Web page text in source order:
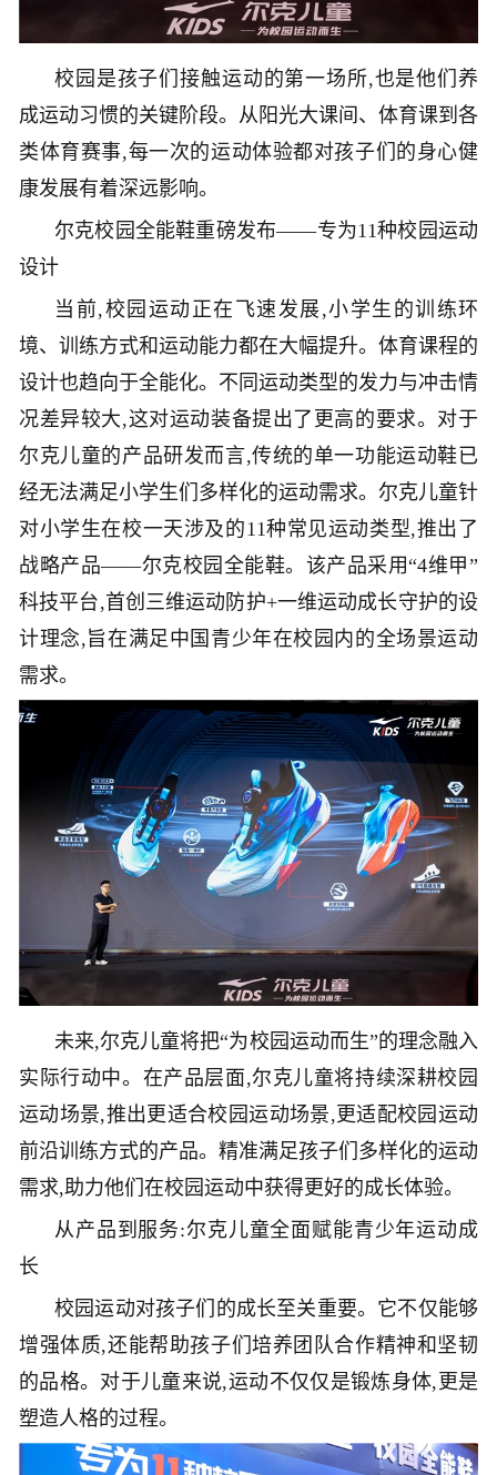
校园是孩子们接触运动的第一场所,也是他们养
成运动习惯的关键阶段。从阳光大课间、体育课到各
类体育赛事,每一次的运动体验都对孩子们的身心健
康发展有着深远影响。
尔克校园全能鞋重磅发布——专为11种校园运动
设计
当前,校园运动正在飞速发展,小学生的训练环
境、训练方式和运动能力都在大幅提升。体育课程的
设计也趋向于全能化。不同运动类型的发力与冲击情
况差异较大,这对运动装备提出了更高的要求。对于
尔克儿童的产品研发而言,传统的单一功能运动鞋已
经无法满足小学生们多样化的运动需求。尔克儿童针
对小学生在校一天涉及的11种常见运动类型,推出了
战略产品——尔克校园全能鞋。该产品采用“4维甲”
科技平台,首创三维运动防护+一维运动成长守护的设
计理念,旨在满足中国青少年在校园内的全场景运动
需求。
未来,尔克儿童将把“为校园运动而生”的理念融入
实际行动中。在产品层面,尔克儿童将持续深耕校园
运动场景,推出更适合校园运动场景,更适配校园运动
前沿训练方式的产品。精准满足孩子们多样化的运动
需求,助力他们在校园运动中获得更好的成长体验。
从产品到服务:尔克儿童全面赋能青少年运动成
长
校园运动对孩子们的成长至关重要。它不仅能够
增强体质,还能帮助孩子们培养团队合作精神和坚韧
的品格。对于儿童来说,运动不仅仅是锻炼身体,更是
塑造人格的过程。